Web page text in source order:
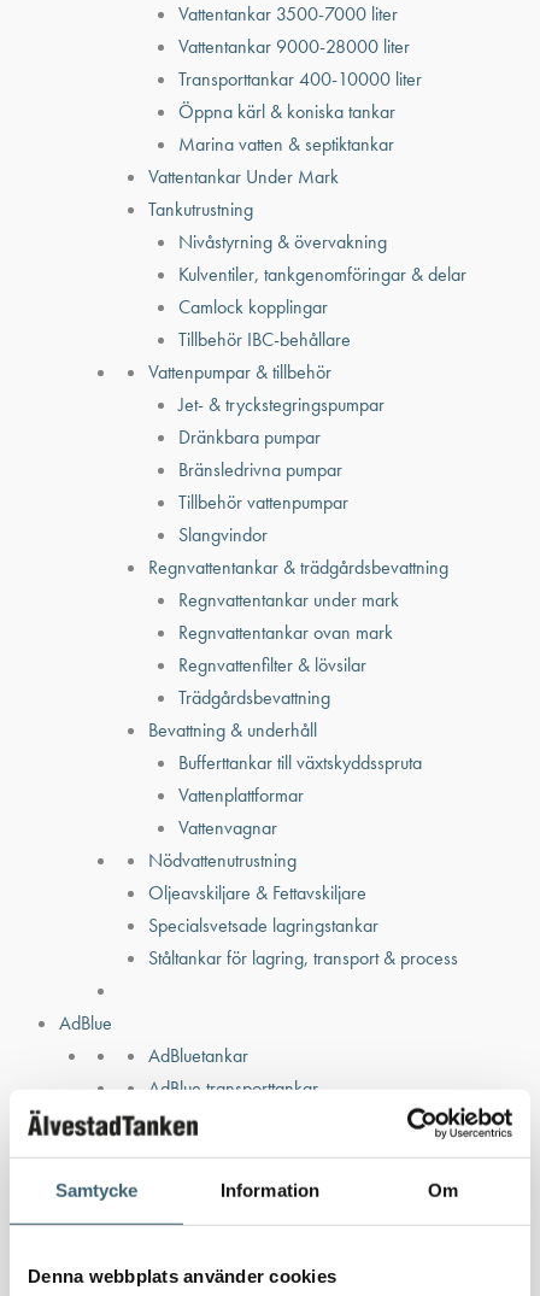
Samtycke Information Om
Denna webbplats använder cookies
Vattentankar 3500-7000 liter
Vattentankar 9000-28000 liter
Transporttankar 400-10000 liter
Öppna kärl & koniska tankar
Marina vatten & septiktankar
Vattentankar Under Mark
Tankutrustning
Nivåstyrning & övervakning
Kulventiler, tankgenomföringar & delar
Camlock kopplingar
Tillbehör IBC-behållare
Vattenpumpar & tillbehör
Jet- & tryckstegringspumpar
Dränkbara pumpar
Bränsledrivna pumpar
Tillbehör vattenpumpar
Slangvindor
Regnvattentankar & trädgårdsbevattning
Regnvattentankar under mark
Regnvattentankar ovan mark
Regnvattenfilter & lövsilar
Trädgårdsbevattning
Bevattning & underhåll
Bufferttankar till växtskyddsspruta
Vattenplattformar
Vattenvagnar
Nödvattenutrustning
Oljeavskiljare & Fettavskiljare
Specialsvetsade lagringstankar
Ståltankar för lagring, transport & process
AdBlue
AdBluetankar
AdBlue transporttankar
AdBluepumpar & tillbehör
Diesel
Transporttankar Diesel
Dieselpumpar & tillbehör
Dieseltank reservdelar & tillbehör